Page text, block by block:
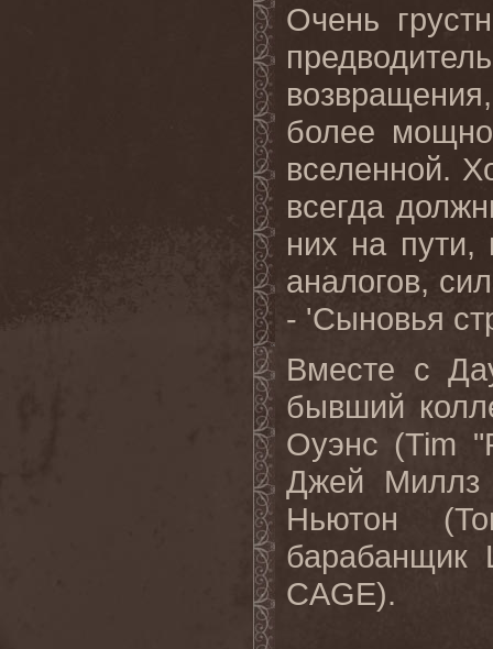
Очень
более
вселенной.
всегда
них на
аналогов,
- 'Сыновья
Вместе с
бывший
Оуэнс (Tim
Джей Миллз
Ньютон
барабанщик
CAGE).